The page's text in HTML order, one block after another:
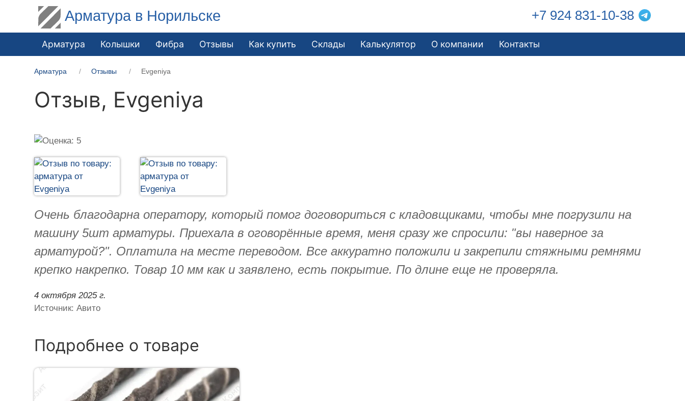
Арматура в Норильске +7 924 831-10-38
Арматура Колышки Фибра Отзывы Как купить Склады Калькулятор О компании Контакты
Арматура Отзывы Evgeniya
Отзыв, Evgeniya
Очень благодарна оператору, который помог договориться с кладовщиками, чтобы мне погрузили на
машину 5шт арматуры. Приехала в оговорённые время, меня сразу же спросили: "вы наверное за
арматурой?". Оплатила на месте переводом. Все аккуратно положили и закрепили стяжными ремнями
крепко накрепко. Товар 10 мм как и заявлено, есть покрытие. По длине еще не проверяла.
4 октября 2025 г.
Источник: Авито
Подробнее о товаре